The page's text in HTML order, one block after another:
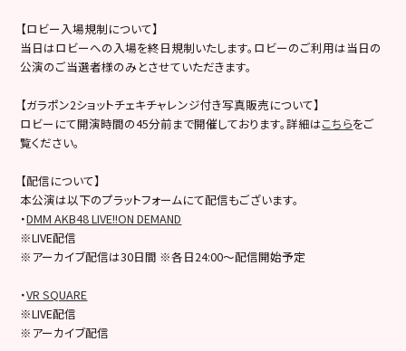
【ロビー入場規制について】
当日はロビーへの入場を終日規制いたします。ロビーのご利用は当日の
公演のご当選者様のみとさせていただきます。
【ガラポン2ショットチェキチャレンジ付き写真販売について】
ロビーにて開演時間の45分前まで開催しております。詳細はこちらをご
覧ください。
【配信について】
本公演は以下のプラットフォームにて配信もございます。
・DMM AKB48 LIVE!!ON DEMAND
※LIVE配信
※アーカイブ配信は30日間 ※各日24:00～配信開始予定
・VR SQUARE
※LIVE配信
※アーカイブ配信